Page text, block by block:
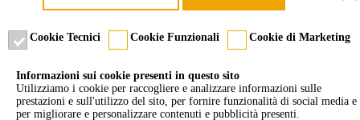
Seguici
Seguici
riproduzione parziale.
Marchio registrato dello Studio Commercialista Di Michele di Roma
e Milano. P.Iva 09277651007 - Cookie policy-Privacy policy
Cookie Tecnici Cookie Funzionali Cookie di Marketing
Informazioni sui cookie presenti in questo sito
Utilizziamo i cookie per raccogliere e analizzare informazioni sulle
prestazioni e sull'utilizzo del sito, per fornire funzionalità di social media e
per migliorare e personalizzare contenuti e pubblicità presenti.